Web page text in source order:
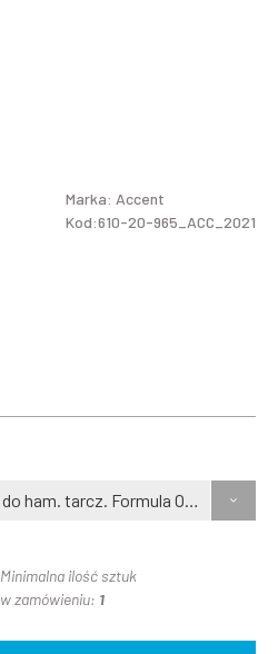
Marka: Accent
Kod:610-20-965_ACC_2021
Klocki dwuskładnikowe do ham. tarcz. Formula Oro
Minimalna ilość sztuk
w zamówieniu: 1